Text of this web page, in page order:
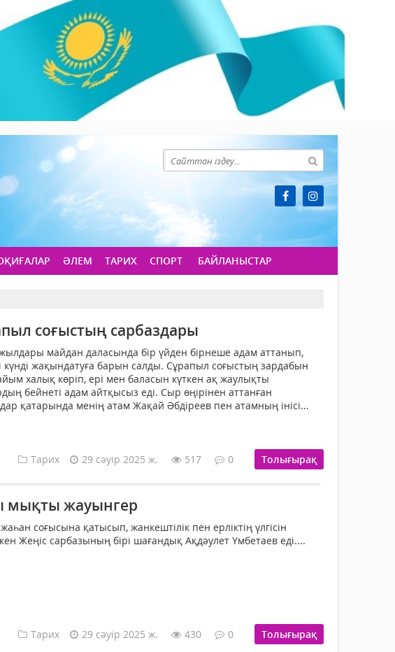
ӘЛЕМ ТАРИХ СПОРТ БАЙЛАНЫСТАР
соғыстың сарбаздары
майдан даласында бір үйден бірнеше адам аттанып,
күнді жақындатуға барын салды. Сұрапыл соғыстың зардабын
халық көріп, ері мен баласын күткен ақ жаулықты
бейнеті адам айтқысыз еді. Сыр өңірінен аттанған
қатарында менің атам Жақай Әбдіреев пен атамның інісі...
Тарих 29 сәуір 2025 ж. 517 0 Толығырақ
мықты жауынгер
жаһан соғысына қатысып, жанкештілік пен ерліктің үлгісін
Жеңіс сарбазының бірі шағандық Ақдәулет Үмбетаев еді....
Тарих 29 сәуір 2025 ж. 430 0 Толығырақ